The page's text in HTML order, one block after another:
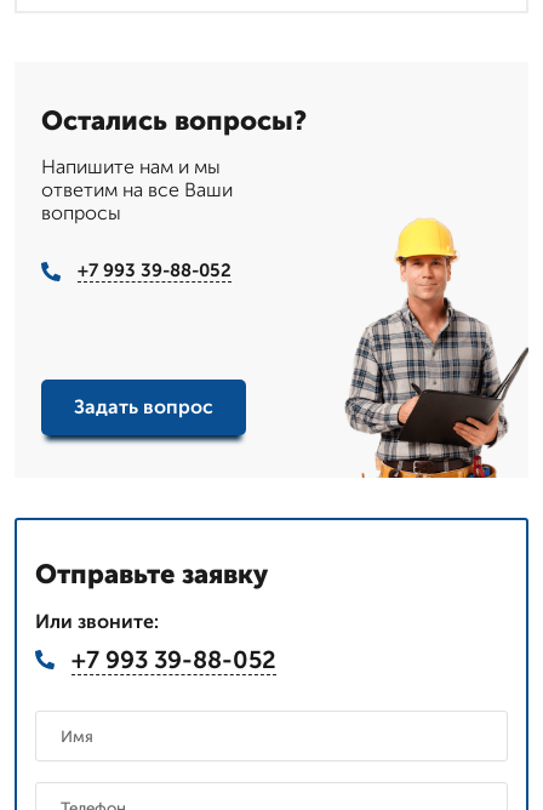
Остались вопросы?
Напишите нам и мы
ответим на все Ваши
вопросы
+7 993 39-88-052
Задать вопрос
Отправьте заявку
Или звоните:
+7 993 39-88-052